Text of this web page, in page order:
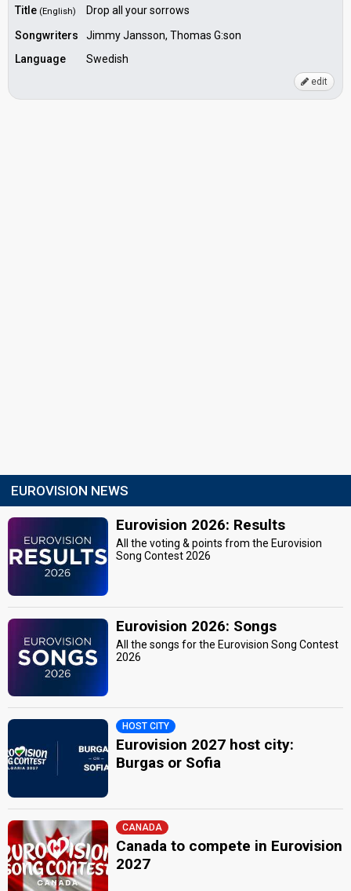
Title (English)
Drop all your sorrows
Songwriters
Jimmy Jansson, Thomas G:son
Language
Swedish
edit
EUROVISION NEWS
Eurovision 2026: Results
All the voting & points from the Eurovision
Song Contest 2026
Eurovision 2026: Songs
All the songs for the Eurovision Song Contest
2026
HOST CITY
Eurovision 2027 host city:
Burgas or Sofia
CANADA
Canada to compete in Eurovision
2027